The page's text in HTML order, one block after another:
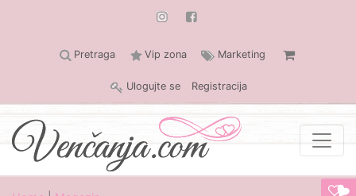
Pretraga Vip zona Marketing
Ulogujte se Registracija